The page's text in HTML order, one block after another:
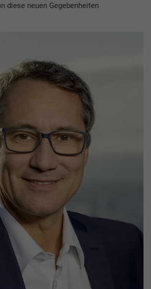
diese neuen Gegebenheiten